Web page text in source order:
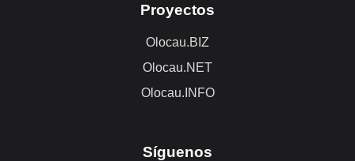
Proyectos
Olocau.BIZ
Olocau.NET
Olocau.INFO
Síguenos